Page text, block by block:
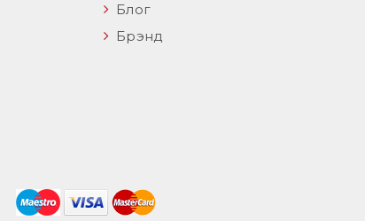
Блог
Брэнд